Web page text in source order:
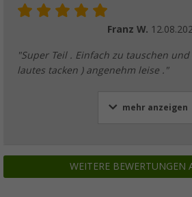
Franz W.
"Super Teil . Einfach zu tauschen
lautes tacken ) angenehm leise ."
mehr anzeigen
WEITERE BEWERTUNGEN